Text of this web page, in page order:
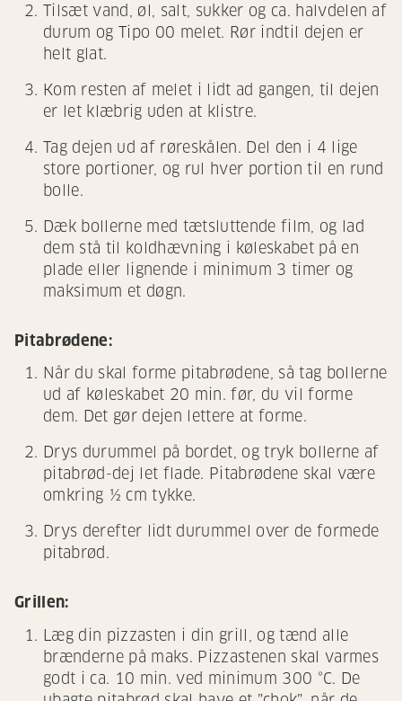
Tilsæt vand, øl, salt, sukker og ca. halvdelen af
durum og Tipo 00 melet. Rør indtil dejen er
helt glat.
Kom resten af melet i lidt ad gangen, til dejen
er let klæbrig uden at klistre.
Tag dejen ud af røreskålen. Del den i 4 lige
store portioner, og rul hver portion til en rund
bolle.
Dæk bollerne med tætsluttende film, og lad
dem stå til koldhævning i køleskabet på en
plade eller lignende i minimum 3 timer og
maksimum et døgn.
Pitabrødene:
Når du skal forme pitabrødene, så tag bollerne
ud af køleskabet 20 min. før, du vil forme
dem. Det gør dejen lettere at forme.
Drys durummel på bordet, og tryk bollerne af
pitabrød-dej let flade. Pitabrødene skal være
omkring ½ cm tykke.
Drys derefter lidt durummel over de formede
pitabrød.
Grillen:
Læg din pizzasten i din grill, og tænd alle
brænderne på maks. Pizzastenen skal varmes
godt i ca. 10 min. ved minimum 300 °C. De